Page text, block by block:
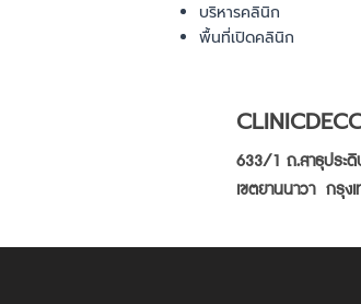
บริหารคลินิก
พื้นที่เปิดคลินิก
633/1 ถ.สาธุประดิ
เขตยานนาวา กรุ